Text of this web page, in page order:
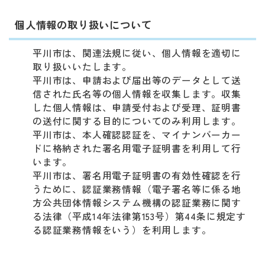
個人情報の取り扱いについて
平川市は、関連法規に従い、個人情報を適切に
取り扱いいたします。
平川市は、申請および届出等のデータとして送
信された氏名等の個人情報を収集します。収集
した個人情報は、申請受付および受理、証明書
の送付に関する目的についてのみ利用します。
平川市は、本人確認認証を、マイナンバーカー
ドに格納された署名用電子証明書を利用して行
います。
平川市は、署名用電子証明書の有効性確認を行
うために、認証業務情報（電子署名等に係る地
方公共団体情報システム機構の認証業務に関す
る法律（平成14年法律第153号）第44条に規定す
る認証業務情報をいう）を利用します。